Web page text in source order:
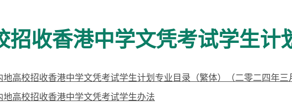
招收香港中学文凭考试学生
高校招收香港中学文凭考试学生计划专业目录（繁体）（二零二四年三
高校招收香港中学文凭考试学生办法